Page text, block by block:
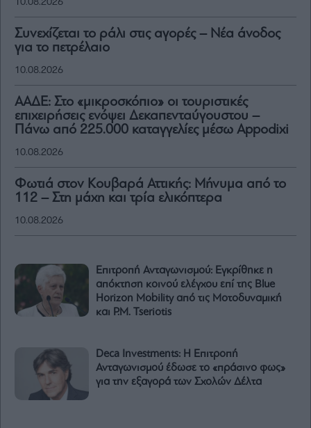
10.08.2026
Συνεχίζεται το ράλι στις αγορές – Νέα άνοδος
για το πετρέλαιο
10.08.2026
ΑΑΔΕ: Στο «μικροσκόπιο» οι τουριστικές
επιχειρήσεις ενόψει Δεκαπενταύγουστου –
Πάνω από 225.000 καταγγελίες μέσω Appodixi
10.08.2026
Φωτιά στον Κουβαρά Αττικής: Μήνυμα από το
112 – Στη μάχη και τρία ελικόπτερα
10.08.2026
Επιτροπή Ανταγωνισμού: Εγκρίθηκε η
απόκτηση κοινού ελέγχου επί της Blue
Horizon Mobility από τις Μοτοδυναμική
και P.M. Tseriotis
Deca Investments: Η Επιτροπή
Ανταγωνισμού έδωσε το «πράσινο φως»
για την εξαγορά των Σχολών Δέλτα